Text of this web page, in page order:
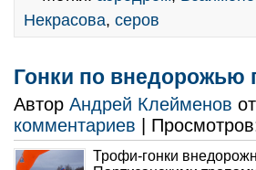
Некрасова, серов
Гонки по внедорожью
Автор Андрей Клейменов
комментариев |
Трофи-гонки